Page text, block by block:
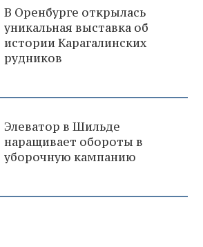
В Оренбурге открылась
уникальная выставка об
истории Карагалинских
рудников
Элеватор в Шильде
наращивает обороты в
уборочную кампанию